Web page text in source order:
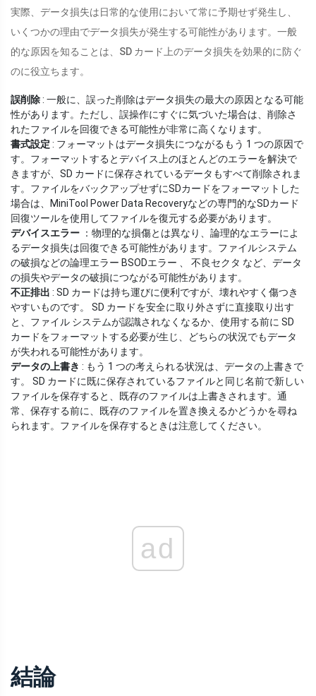
実際、データ損失は日常的な使用において常に予期せず発生し、
いくつかの理由でデータ損失が発生する可能性があります。一般
的な原因を知ることは、SD カード上のデータ損失を効果的に防ぐ
のに役立ちます。
誤削除: 一般に、誤った削除はデータ損失の最大の原因となる可能
性があります。ただし、誤操作にすぐに気づいた場合は、削除さ
れたファイルを回復できる可能性が非常に高くなります。
書式設定 : フォーマットはデータ損失につながるもう 1 つの原因で
す。フォーマットするとデバイス上のほとんどのエラーを解決で
きますが、SD カードに保存されているデータもすべて削除されま
す。ファイルをバックアップせずにSDカードをフォーマットした
場合は、MiniTool Power Data Recoveryなどの専門的なSDカード
回復ツールを使用してファイルを復元する必要があります。
デバイスエラー ：物理的な損傷とは異なり、論理的なエラーによ
るデータ損失は回復できる可能性があります。ファイルシステム
の破損などの論理エラー BSODエラー 、 不良セクタ など、データ
の損失やデータの破損につながる可能性があります。
不正排出 : SD カードは持ち運びに便利ですが、壊れやすく傷つき
やすいものです。 SD カードを安全に取り外さずに直接取り出す
と、ファイル システムが認識されなくなるか、使用する前に SD
カードをフォーマットする必要が生じ、どちらの状況でもデータ
が失われる可能性があります。
データの上書き : もう 1 つの考えられる状況は、データの上書きで
す。 SD カードに既に保存されているファイルと同じ名前で新しい
ファイルを保存すると、既存のファイルは上書きされます。通
常、保存する前に、既存のファイルを置き換えるかどうかを尋ね
られます。ファイルを保存するときは注意してください。
ad
結論